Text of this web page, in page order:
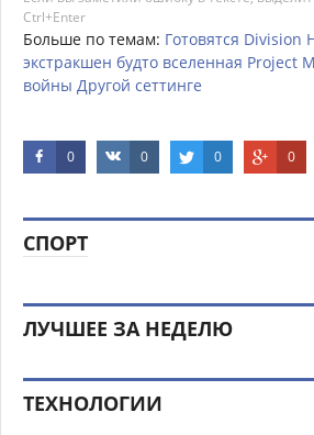
Ctrl+Enter
Больше по темам: Готовятся Division
экстракшен будто вселенная Project
войны Другой сеттинге
0 0 0 0
СПОРТ
ЛУЧШЕЕ ЗА НЕДЕЛЮ
ТЕХНОЛОГИИ